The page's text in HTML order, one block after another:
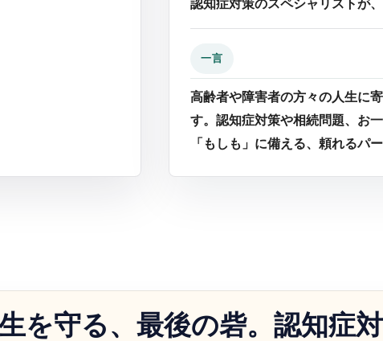
認知症対策のスペシャリストが
一言
高齢者や障害者の方々の人生に
す。認知症対策や相続問題、お
「もしも」に備える、頼れるパ
を守る、最後の砦。認知症